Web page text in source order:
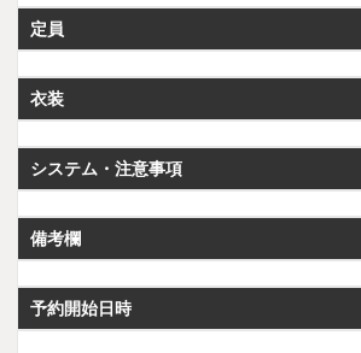
定員
衣装
システム・注意事項
備考欄
予約開始日時